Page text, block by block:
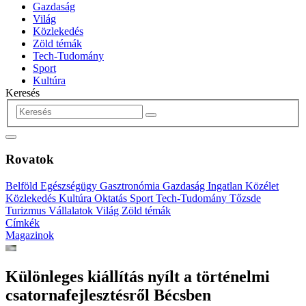
Gazdaság
Világ
Közlekedés
Zöld témák
Tech-Tudomány
Sport
Kultúra
Keresés
Rovatok
Belföld Egészségügy Gasztronómia Gazdaság Ingatlan Közélet
Közlekedés Kultúra Oktatás Sport Tech-Tudomány Tőzsde
Turizmus Vállalatok Világ Zöld témák
Címkék
Magazinok
Különleges kiállítás nyílt a történelmi
csatornafejlesztésről Bécsben